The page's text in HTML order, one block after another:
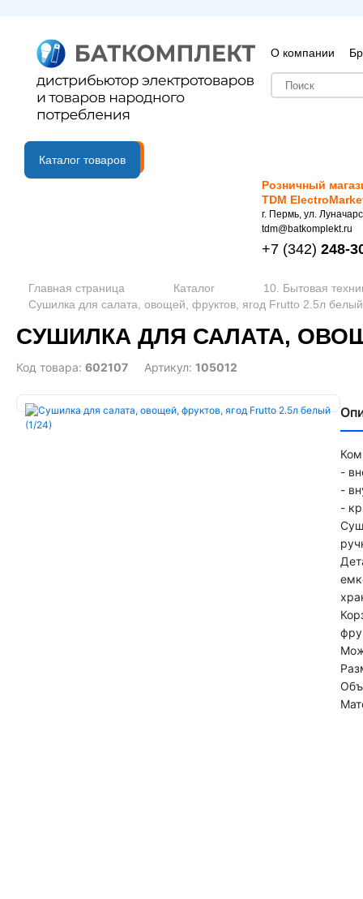
О компании
B2B портал
Каталог товаров
Розничный
TDM
г. Пермь, ул.
tdm@batkomplekt.ru
+7 (342) 248-
Главная страница Каталог
10. Бытовая
Сушилка для салата, овощей, фруктов, ягод Frutto 2.5л
СУШИЛКА ДЛЯ САЛАТА,
Код товара: 602107 Артикул: 105012
-
-
-